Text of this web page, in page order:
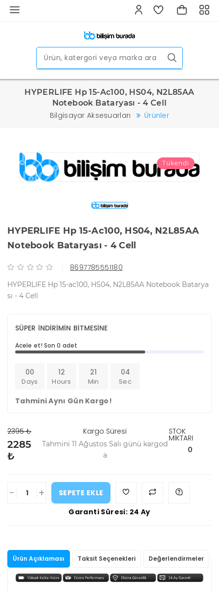
HYPERLIFE Hp 15-Ac100, HS04, N2L85AA
Notebook Bataryası - 4 Cell
Bilgisayar Aksesuarları Ürünler
Tükendi
HYPERLIFE Hp 15-Ac100, HS04, N2L85AA
Notebook Bataryası - 4 Cell
8697785551180
HYPERLIFE Hp 15-ac100, HS04, N2L85AA Notebook Batarya
sı - 4 Cell
SÜPER İNDİRİMİN BİTMESİNE
Acele et! Son 0 adet
00
Days
12
Hours
21
Min
04
Sec
Tahmini Aynı Gün Kargo!
2395 ₺
2285
₺
Kargo Süresi
Tahmini 11 Ağustos Salı günü kargod
a
STOK
MİKTARI
0
- +
SEPETE EKLE
Garanti Süresi: 24 Ay
Ürün Açıklaması Taksit Seçenekleri Değerlendirmeler